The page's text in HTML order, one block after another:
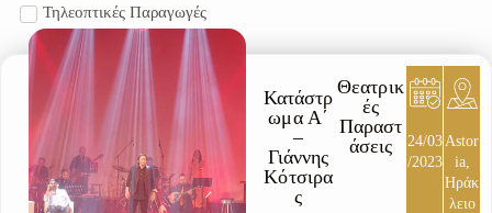
Τηλεοπτικές Παραγωγές
Κατάστρ
ωμα Α΄
–
Γιάννης
Κότσιρα
ς
Θεατρικ
ές
Παραστ
άσεις
24/03
/2023
Astor
ia,
Ηράκ
λειο